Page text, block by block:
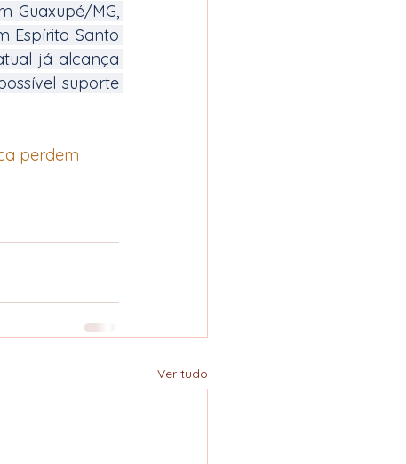
Guaxupé/MG,
Espírito Santo
já alcança
suporte
perdem
Ver tudo